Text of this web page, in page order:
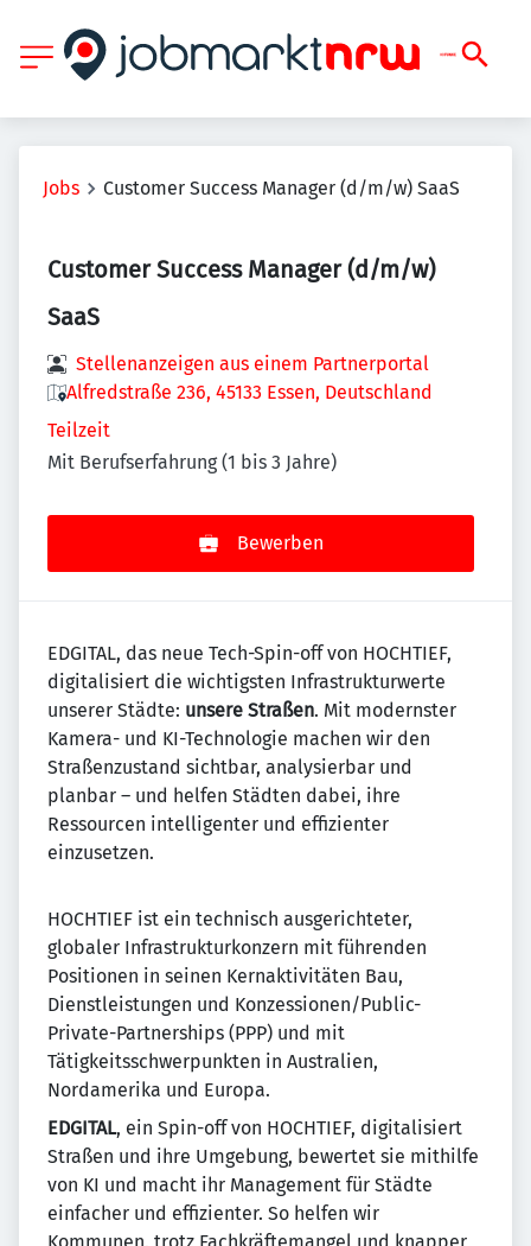
Jobs Customer Success Manager (d/m/w) SaaS
Customer Success Manager (d/m/w)
SaaS
Stellenanzeigen aus einem Partnerportal
Alfredstraße 236, 45133 Essen, Deutschland
Teilzeit
Mit Berufserfahrung (1 bis 3 Jahre)
Bewerben
EDGITAL, das neue Tech-Spin-off von HOCHTIEF,
digitalisiert die wichtigsten Infrastrukturwerte
unserer Städte: unsere Straßen. Mit modernster
Kamera- und KI-Technologie machen wir den
Straßenzustand sichtbar, analysierbar und
planbar – und helfen Städten dabei, ihre
Ressourcen intelligenter und effizienter
einzusetzen.
HOCHTIEF ist ein technisch ausgerichteter,
globaler Infrastrukturkonzern mit führenden
Positionen in seinen Kernaktivitäten Bau,
Dienstleistungen und Konzessionen/Public-
Private-Partnerships (PPP) und mit
Tätigkeitsschwerpunkten in Australien,
Nordamerika und Europa.
EDGITAL, ein Spin-off von HOCHTIEF, digitalisiert
Straßen und ihre Umgebung, bewertet sie mithilfe
von KI und macht ihr Management für Städte
einfacher und effizienter. So helfen wir